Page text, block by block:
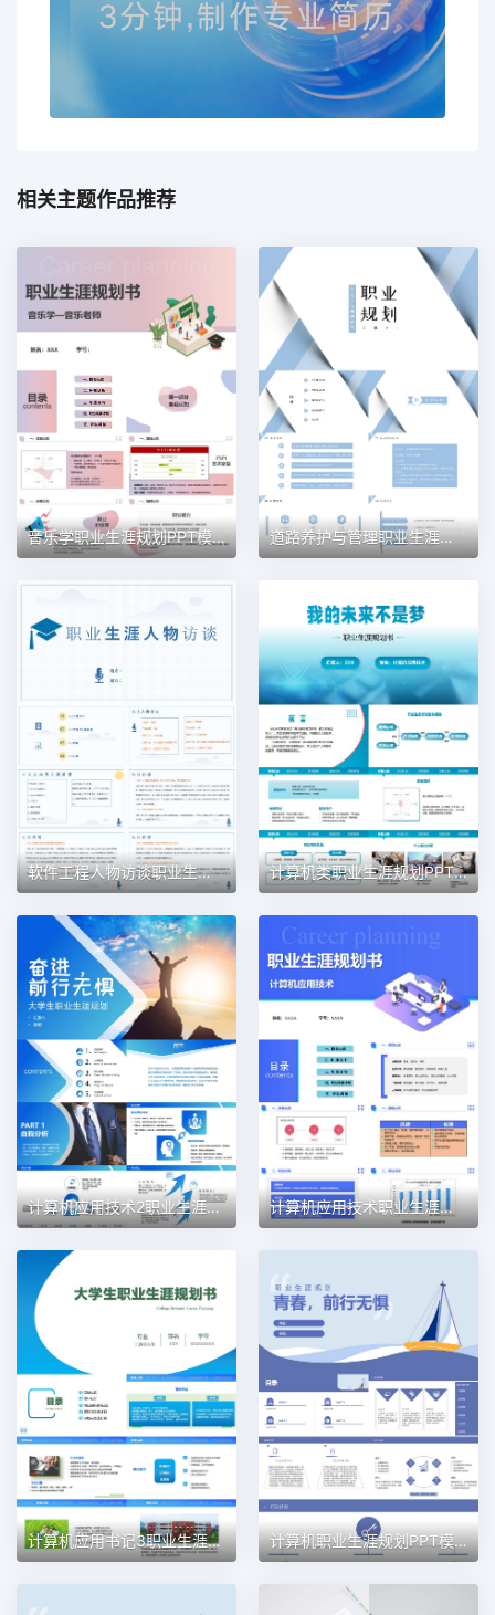
相关主题作品推荐
音乐学职业生涯规划PPT模板 道路养护与管理职业生涯规划PPT模板
软件工程人物访谈职业生涯规划PPT模板 计算机类职业生涯规划PPT模板
计算机应用技术2职业生涯规划PPT模板 计算机应用技术职业生涯规划PPT模板
计算机应用书记3职业生涯规划PPT模板 计算机职业生涯规划PPT模板